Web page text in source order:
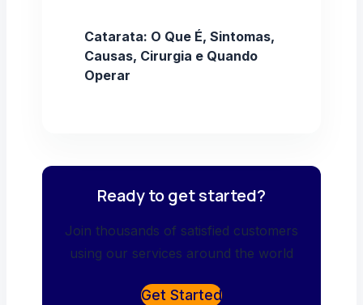
Catarata: O Que É, Sintomas,
Causas, Cirurgia e Quando
Operar
Ready to get started?
Join thousands of satisfied customers
using our services around the world
Get Started